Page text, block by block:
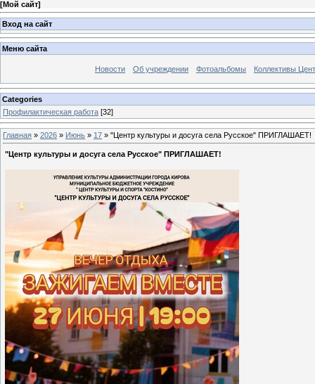
[Мой сайт]
Вход на сайт
Меню сайта
Новости Об учреждении Фотоальбомы Коллективы
Categories
Профилактическая работа [32]
Главная » 2026 » Июнь » 17 » "Центр культуры и досуга села Русское" ПРИГЛАШАЕТ!
"Центр культуры и досуга села Русское" ПРИГЛАШАЕТ!